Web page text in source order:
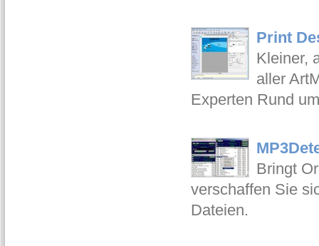
Print
Kleiner,
aller
Experten Rund
Bringt
verschaffen Sie
Dateien.